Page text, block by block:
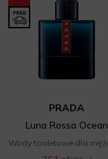
PRADA
Luna Rossa Ocean